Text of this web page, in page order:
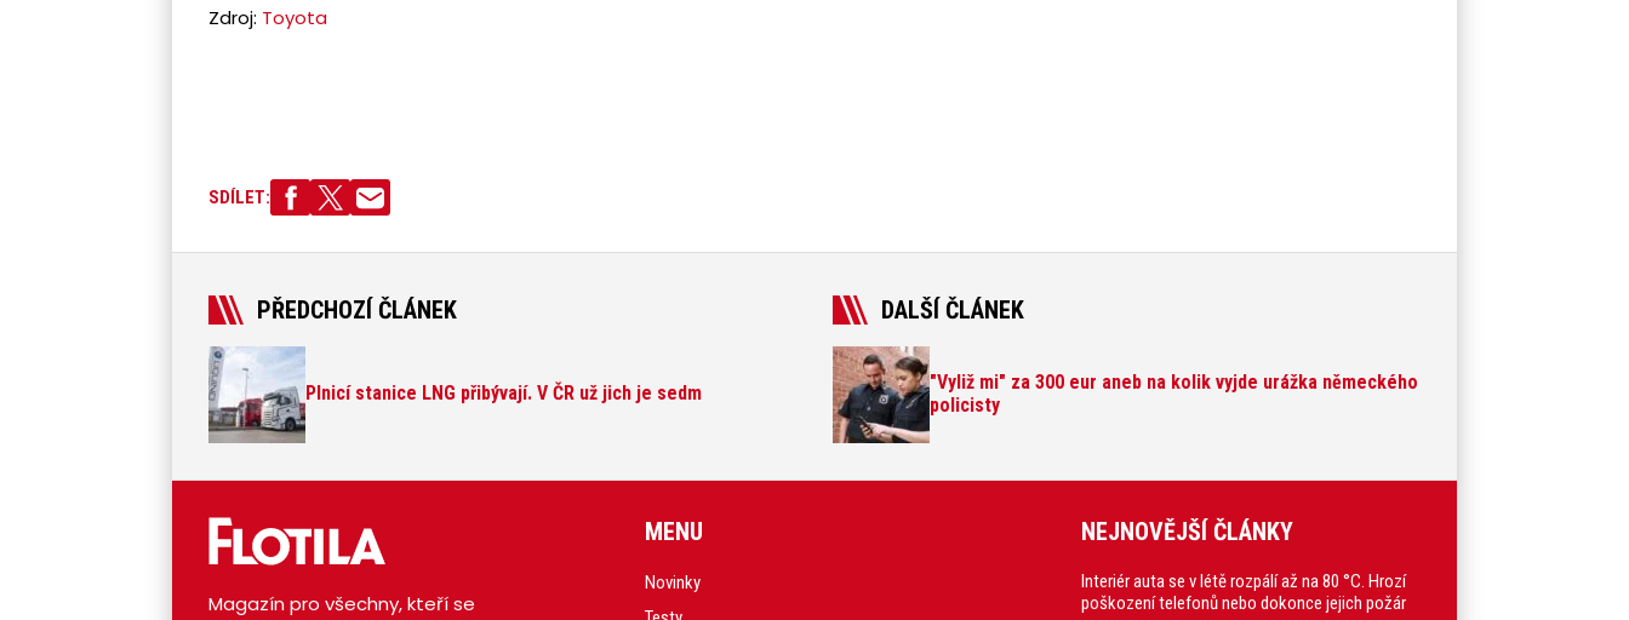
Zdroj: Toyota
SDÍLET:
PŘEDCHOZÍ ČLÁNEK
Plnicí stanice LNG přibývají. V ČR už jich je sedm
DALŠÍ ČLÁNEK
"Vyliž mi" za 300 eur aneb na kolik vyjde urážka německého
policisty
Magazín pro všechny, kteří se
MENU
Novinky
NEJNOVĚJŠÍ ČLÁNKY
Interiér auta se v létě rozpálí až na 80 °C. Hrozí
poškození telefonů nebo dokonce jejich požár